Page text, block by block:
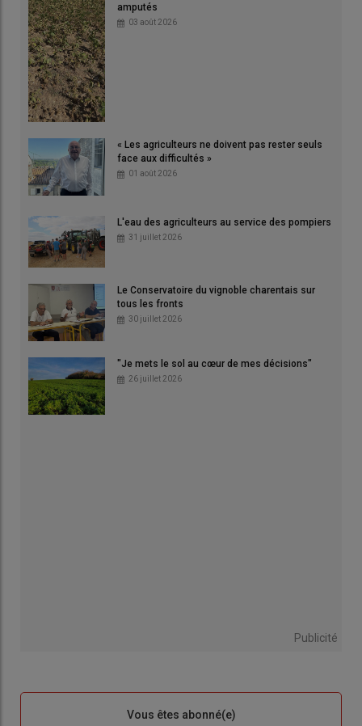
amputés
03 août 2026
« Les agriculteurs ne doivent pas rester seuls
face aux difficultés »
01 août 2026
L'eau des agriculteurs au service des pompiers
31 juillet 2026
Le Conservatoire du vignoble charentais sur
tous les fronts
30 juillet 2026
"Je mets le sol au cœur de mes décisions"
26 juillet 2026
Publicité
Vous êtes abonné(e)